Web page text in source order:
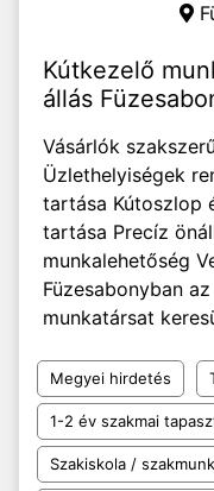
Kútkezelő
állás
Vásárlók
Üzlethelyiségek
tartása Kútoszlop
tartása Precíz
munkalehetőség
Füzesabonyban
munkatársat
Megyei hirdetés
1-2 év szakmai
Szakiskola /